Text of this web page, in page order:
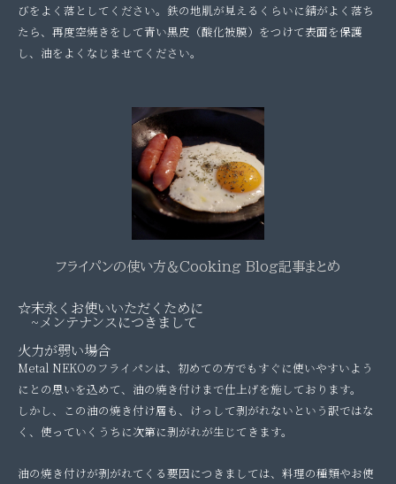
びをよく落としてください。鉄の地肌が見えるくらいに錆がよく落ち
たら、再度空焼きをして青い黒皮（酸化被膜）をつけて表面を保護
し、油をよくなじませてください。
フライパンの使い方＆Cooking Blog記事まとめ
☆末永くお使いいただくために
~メンテナンスにつきまして
火力が弱い場合
Metal NEKOのフライパンは、初めての方でもすぐに使いやすいよう
にとの思いを込めて、油の焼き付けまで仕上げを施しております。
しかし、この油の焼き付け層も、けっして剥がれないという訳ではな
く、使っていくうちに次第に剥がれが生じてきます。
油の焼き付けが剥がれてくる要因につきましては、料理の種類やお使